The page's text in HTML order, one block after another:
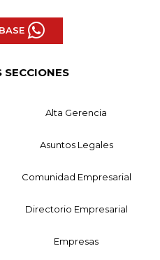
SECCIONES
Alta Gerencia
Asuntos Legales
Comunidad Empresarial
Directorio Empresarial
Empresas